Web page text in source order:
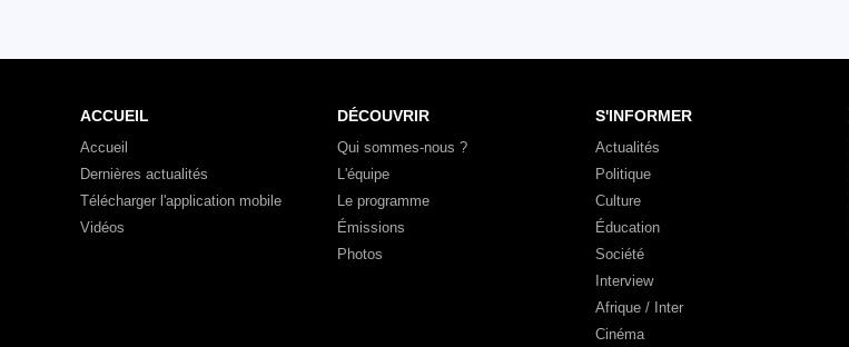
ACCUEIL
Accueil
Dernières actualités
Télécharger l'application mobile
Vidéos
DÉCOUVRIR
Qui sommes-nous ?
L'équipe
Le programme
Émissions
Photos
S'INFORMER
Actualités
Politique
Culture
Éducation
Société
Interview
Afrique / Inter
Cinéma